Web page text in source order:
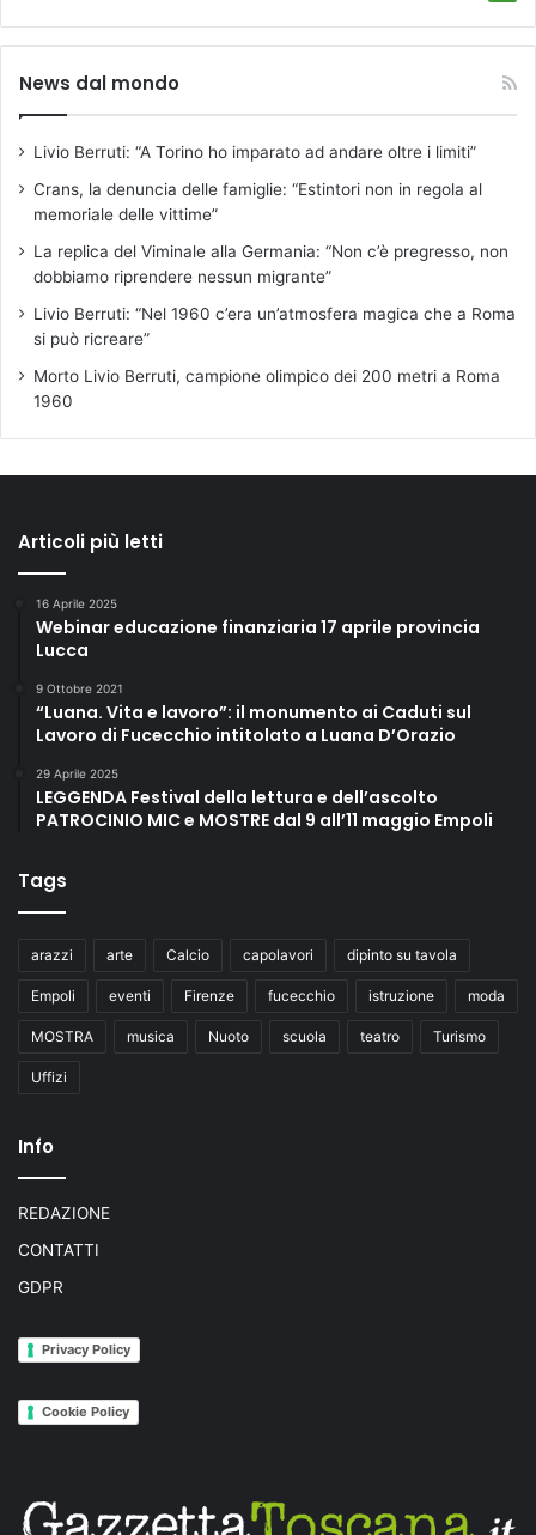
News dal mondo
Livio Berruti: “A Torino ho imparato ad andare oltre i limiti”
Crans, la denuncia delle famiglie: “Estintori non in regola al
memoriale delle vittime”
La replica del Viminale alla Germania: “Non c’è pregresso, non
dobbiamo riprendere nessun migrante”
Livio Berruti: “Nel 1960 c’era un’atmosfera magica che a Roma
si può ricreare”
Morto Livio Berruti, campione olimpico dei 200 metri a Roma
1960
Articoli più letti
16 Aprile 2025
Webinar educazione finanziaria 17 aprile provincia
Lucca
9 Ottobre 2021
“Luana. Vita e lavoro”: il monumento ai Caduti sul
Lavoro di Fucecchio intitolato a Luana D’Orazio
29 Aprile 2025
LEGGENDA Festival della lettura e dell’ascolto
PATROCINIO MIC e MOSTRE dal 9 all’11 maggio Empoli
Tags
arazzi arte Calcio capolavori dipinto su tavola
Empoli eventi Firenze fucecchio istruzione moda
MOSTRA musica Nuoto scuola teatro Turismo
Uffizi
Info
REDAZIONE
CONTATTI
GDPR
Privacy Policy
Cookie Policy